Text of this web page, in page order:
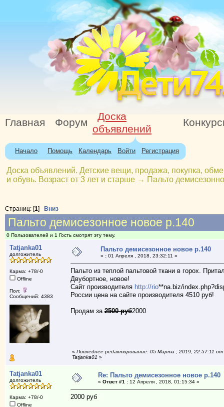
Главная Форум
Доска
объявлений
Начало Помощь Календарь Войти Регистрация
Доска объявлений. Детские вещи, продажа, покупка,
и обувь. Возраст от 3 лет и старше → Пальто
Страниц: [1] Вниз
Пальто демисезонное новое р.140
0 Пользователей и 1 Гость смотрят эту тему.
Tatjanka01
долгожитель
Карма: +78/-0
Offline
Пол:
Сообщений: 4383
Пальто демисезонное новое р.140
« :01 Апреля , 2018, 23:32:11 »
Пальто из теплой пальтовой ткани в горох.
Двубортное, новое!
Сайт производителя http://rio**na.biz/
России цена на сайте производителя 4510 руб!
Продам за2500 руб2000
« Последнее редактирование: 05 Марта , 2019, 22:57:11 от
Tatjanka01 »
Tatjanka01
долгожитель
Карма: +78/-0
Offline
Re: Пальто демисезонное новое р.140
« Ответ #1 :12 Апреля , 2018, 01:15:34 »
2000 руб